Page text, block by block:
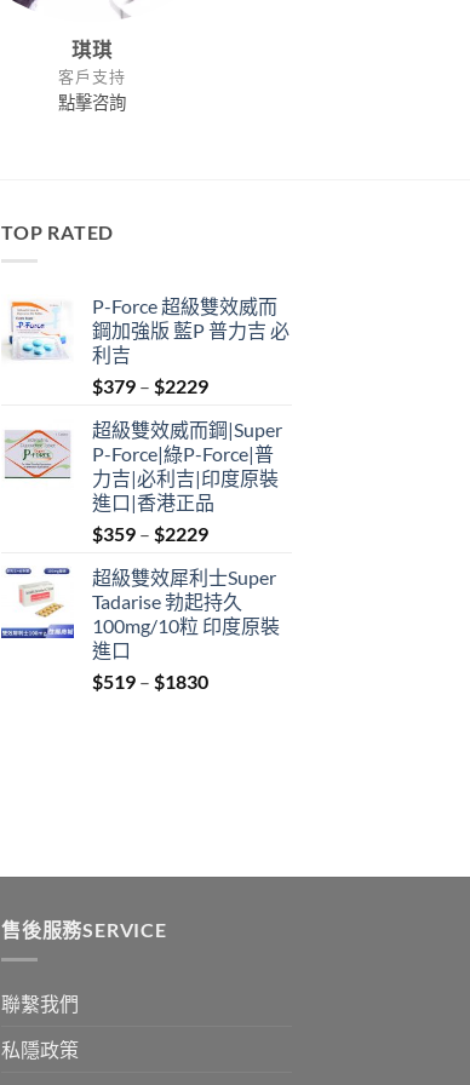
琪琪
客戶支持
點擊咨詢
TOP RATED
P-Force 超級雙效威而
鋼加強版 藍P 普力吉 必
利吉
$379 – $2229Price
$379
through
$2229
超級雙效威而鋼|Super
P-Force|綠P-Force|普
力吉|必利吉|印度原裝
進口|香港正品
$359 – $2229Price
$359
through
$2229
超級雙效犀利士Super
Tadarise 勃起持久
100mg/10粒 印度原裝
進口
$519 – $1830Price
售後服務SERVICE
聯繫我們
私隱政策